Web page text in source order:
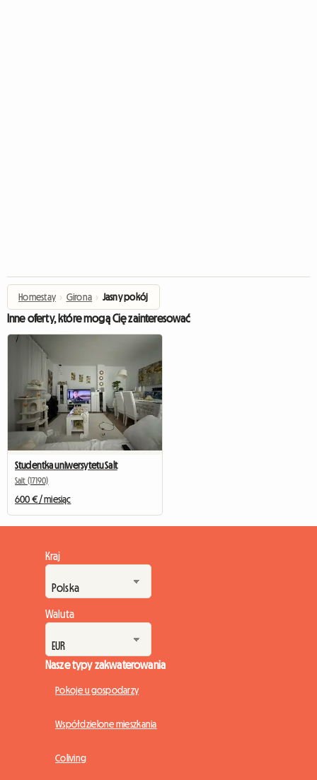
Homestay › Girona › Jasny pokój
Inne oferty, które mogą Cię zainteresować
Studentka uniwersytetu Salt
Salt (17190)
600 € / miesiąc
Kraj
Waluta
Nasze typy zakwaterowania
Pokoje u gospodarzy
Współdzielone mieszkania
Coliving